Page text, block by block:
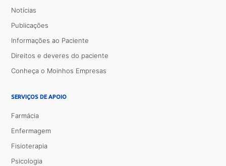
Notícias
Publicações
Informações ao Paciente
Direitos e deveres do paciente
Conheça o Moinhos Empresas
SERVIÇOS DE APOIO
Farmácia
Enfermagem
Fisioterapia
Psicologia